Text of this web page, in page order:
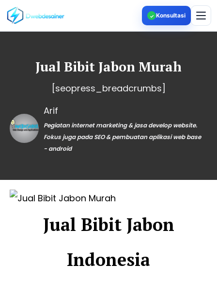
✓ Konsultasi
Jual Bibit Jabon Murah
[seopress_breadcrumbs]
Arif
Pegiatan internet marketing & jasa develop website.
Fokus juga pada SEO & pembuatan aplikasi web base
- android
Jual Bibit Jabon
Indonesia